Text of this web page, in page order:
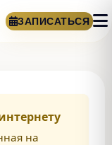
ЗАПИСАТЬСЯ
на